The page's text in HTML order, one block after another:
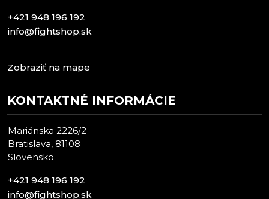
+421 948 196 192
info@fightshop.sk
Zobraziť na mape
KONTAKTNÉ INFORMÁCIE
Mariánska 2226/2
Bratislava, 81108
Slovensko
+421 948 196 192
info@fightshop.sk